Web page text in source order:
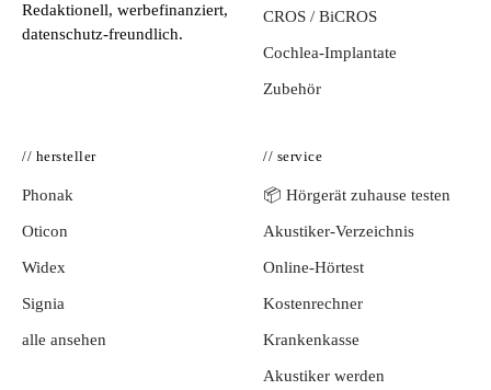
Redaktionell, werbefinanziert,
datenschutz-freundlich.
CROS / BiCROS
Cochlea-Implantate
Zubehör
// hersteller
Phonak
Oticon
Widex
Signia
alle ansehen
// service
📦 Hörgerät zuhause testen
Akustiker-Verzeichnis
Online-Hörtest
Kostenrechner
Krankenkasse
Akustiker werden